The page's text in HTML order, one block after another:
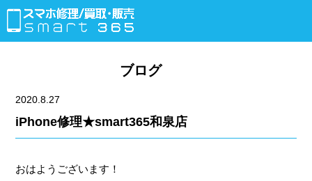
ブログ
2020.8.27
iPhone修理★smart365和泉店
おはようございます！